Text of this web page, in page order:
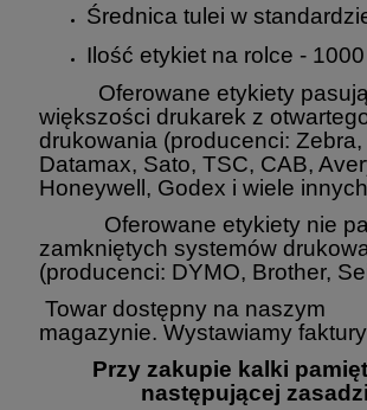
Średnica tulei w
Ilość etykiet na rolce -
Oferowane etykiety
większości drukarek z
drukowania (producenci: Zebra,
Datamax, Sato, TSC, CAB,
Honeywell, Godex i wiele
Oferowane etykiety nie
zamkniętych systemów
(producenci: DYMO, Brother,
Towar dostępny na naszym
magazynie. Wystawiamy faktury
Przy zakupie kalki
następującej